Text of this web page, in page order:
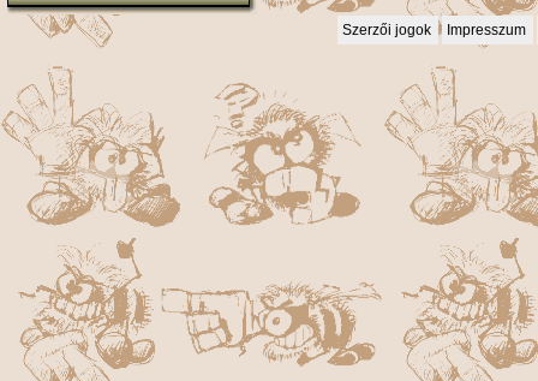
Szerzői jogok Impresszum